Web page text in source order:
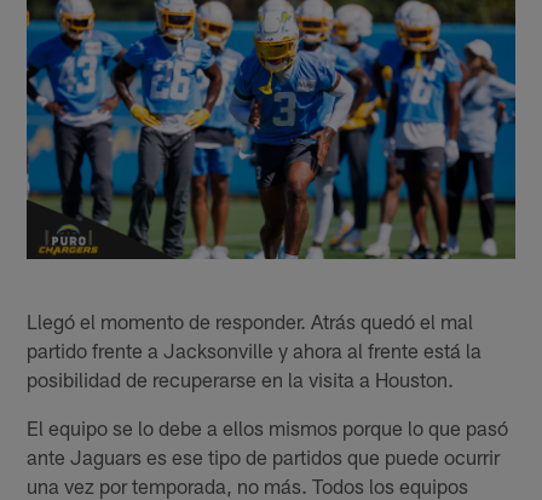
Llegó el momento de responder. Atrás quedó el mal
partido frente a Jacksonville y ahora al frente está la
posibilidad de recuperarse en la visita a Houston.
El equipo se lo debe a ellos mismos porque lo que pasó
ante Jaguars es ese tipo de partidos que puede ocurrir
una vez por temporada, no más. Todos los equipos